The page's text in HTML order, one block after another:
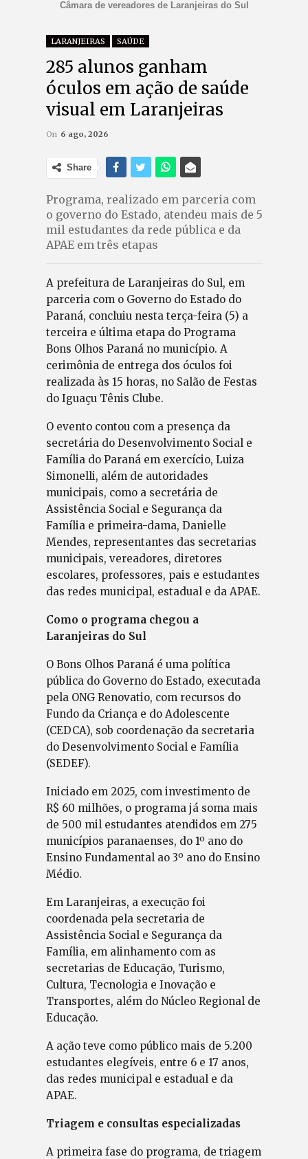
Câmara de vereadores de Laranjeiras do Sul
LARANJEIRAS SAÚDE
285 alunos ganham
óculos em ação de saúde
visual em Laranjeiras
On 6 ago, 2026
Share
Programa, realizado em parceria com
o governo do Estado, atendeu mais de 5
mil estudantes da rede pública e da
APAE em três etapas
A prefeitura de Laranjeiras do Sul, em
parceria com o Governo do Estado do
Paraná, concluiu nesta terça-feira (5) a
terceira e última etapa do Programa
Bons Olhos Paraná no município. A
cerimônia de entrega dos óculos foi
realizada às 15 horas, no Salão de Festas
do Iguaçu Tênis Clube.
O evento contou com a presença da
secretária do Desenvolvimento Social e
Família do Paraná em exercício, Luiza
Simonelli, além de autoridades
municipais, como a secretária de
Assistência Social e Segurança da
Família e primeira-dama, Danielle
Mendes, representantes das secretarias
municipais, vereadores, diretores
escolares, professores, pais e estudantes
das redes municipal, estadual e da APAE.
Como o programa chegou a
Laranjeiras do Sul
O Bons Olhos Paraná é uma política
pública do Governo do Estado, executada
pela ONG Renovatio, com recursos do
Fundo da Criança e do Adolescente
(CEDCA), sob coordenação da secretaria
do Desenvolvimento Social e Família
(SEDEF).
Iniciado em 2025, com investimento de
R$ 60 milhões, o programa já soma mais
de 500 mil estudantes atendidos em 275
municípios paranaenses, do 1º ano do
Ensino Fundamental ao 3º ano do Ensino
Médio.
Em Laranjeiras, a execução foi
coordenada pela secretaria de
Assistência Social e Segurança da
Família, em alinhamento com as
secretarias de Educação, Turismo,
Cultura, Tecnologia e Inovação e
Transportes, além do Núcleo Regional de
Educação.
A ação teve como público mais de 5.200
estudantes elegíveis, entre 6 e 17 anos,
das redes municipal e estadual e da
APAE.
Triagem e consultas especializadas
A primeira fase do programa, de triagem